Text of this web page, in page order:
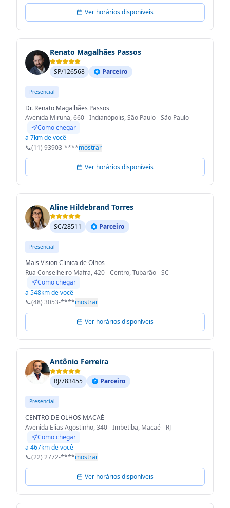
Ver horários disponíveis
Renato Magalhães Passos
SP/126568 Parceiro
Presencial
Dr. Renato Magalhães Passos
Avenida Miruna, 660 - Indianópolis, São Paulo - São Paulo
Como chegar
a 7km de você
📞(11) 93903-****mostrar
Ver horários disponíveis
Aline Hildebrand Torres
SC/28511 Parceiro
Presencial
Mais Vision Clinica de Olhos
Rua Conselheiro Mafra, 420 - Centro, Tubarão - SC
Como chegar
a 548km de você
📞(48) 3053-****mostrar
Ver horários disponíveis
Antônio Ferreira
RJ/783455 Parceiro
Presencial
CENTRO DE OLHOS MACAÉ
Avenida Elias Agostinho, 340 - Imbetiba, Macaé - RJ
Como chegar
a 467km de você
📞(22) 2772-****mostrar
Ver horários disponíveis